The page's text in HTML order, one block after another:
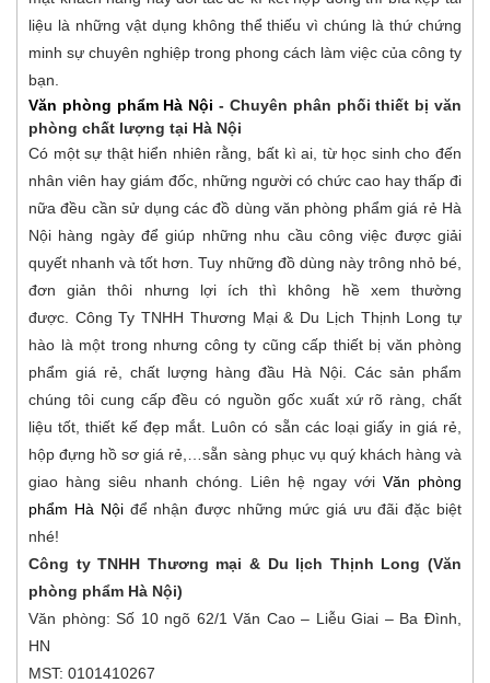
liệu là những vật dụng không thể thiếu vì chúng là thứ chứng
minh sự chuyên nghiệp trong phong cách làm việc của công ty
bạn.
Văn phòng phẩm Hà Nội - Chuyên phân phối thiết bị văn
phòng chất lượng tại Hà Nội
Có một sự thật hiển nhiên rằng, bất kì ai, từ học sinh cho đến
nhân viên hay giám đốc, những người có chức cao hay thấp đi
nữa đều cần sử dụng các đồ dùng văn phòng phẩm giá rẻ Hà
Nội hàng ngày để giúp những nhu cầu công việc được giải
quyết nhanh và tốt hơn. Tuy những đồ dùng này trông nhỏ bé,
đơn giản thôi nhưng lợi ích thì không hề xem thường
được. Công Ty TNHH Thương Mại & Du Lịch Thịnh Long tự
hào là một trong nhưng công ty cũng cấp thiết bị văn phòng
phẩm giá rẻ, chất lượng hàng đầu Hà Nội. Các sản phẩm
chúng tôi cung cấp đều có nguồn gốc xuất xứ rõ ràng, chất
liệu tốt, thiết kế đẹp mắt. Luôn có sẵn các loại giấy in giá rẻ,
hộp đựng hồ sơ giá rẻ,…sẵn sàng phục vụ quý khách hàng và
giao hàng siêu nhanh chóng. Liên hệ ngay với Văn phòng
phẩm Hà Nộiđể nhận được những mức giá ưu đãi đặc biệt
nhé!
Công ty TNHH Thương mại & Du lịch Thịnh Long (Văn
phòng phẩm Hà Nội)
Văn phòng: Số 10 ngõ 62/1 Văn Cao – Liễu Giai – Ba Đình,
HN
MST: 0101410267